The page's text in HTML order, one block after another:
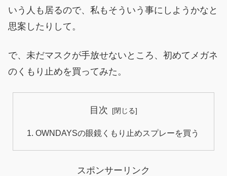
いう人も居るので、私もそういう事にしようかなと
思案したりして。
で、未だマスクが手放せないところ、初めてメガネ
のくもり止めを買ってみた。
目次
OWNDAYSの眼鏡くもり止めスプレーを買う
スポンサーリンク